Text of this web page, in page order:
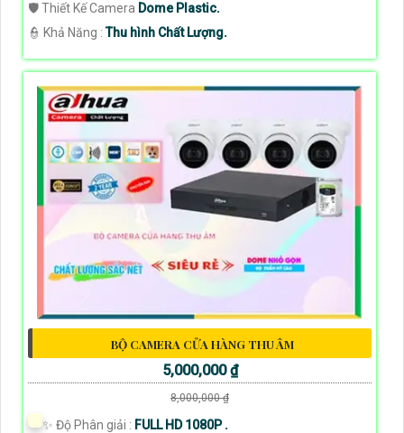
🛡 Thiết Kế Camera Dome Plastic.
️👮 Khả Năng :Thu hình Chất Lượng.
BỘ CAMERA CỬA HÀNG THU ÂM
5,000,000 ₫
8,000,000 ₫
✨ Độ Phân giải : FULL HD 1080P .